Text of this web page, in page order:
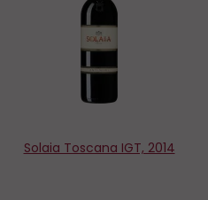
Solaia Toscana IGT, 2014